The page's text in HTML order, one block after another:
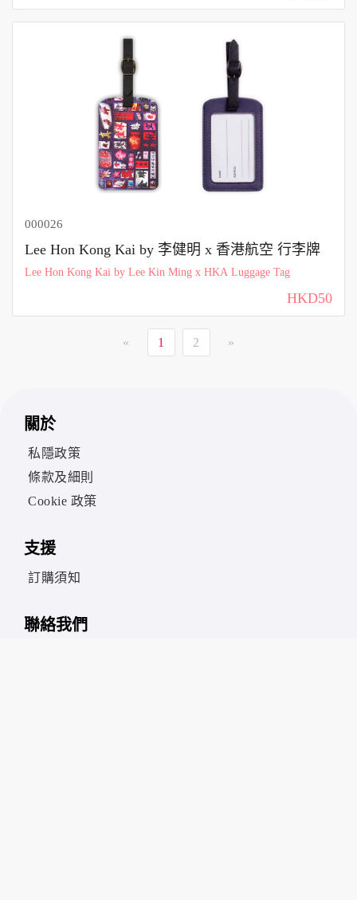
000026
Lee Hon Kong Kai by 李健明 x 香港航空 行李牌
Lee Hon Kong Kai by Lee Kin Ming x HKA Luggage Tag
HKD50
« 1 2 »
關於
私隱政策
條款及細則
Cookie 政策
支援
訂購須知
聯絡我們